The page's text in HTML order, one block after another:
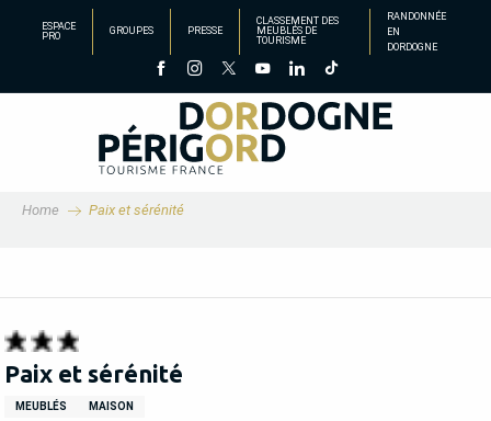
principal
ESPACE
PRO
GROUPES PRESSE
CLASSEMENT DES
MEUBLÉS DE
TOURISME
RANDONNÉE
EN
DORDOGNE
Home Paix et sérénité
Paix et sérénité
MEUBLÉS MAISON